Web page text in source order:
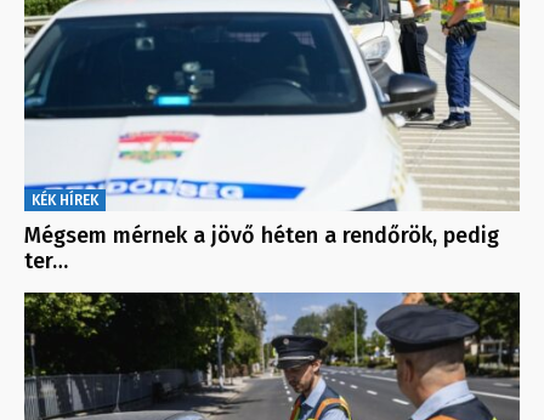
KÉK HÍREK
Mégsem mérnek a jövő héten a rendőrök, pedig
ter…